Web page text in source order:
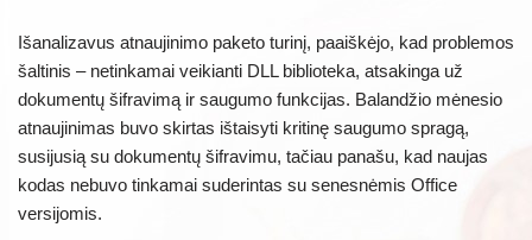
Išanalizavus atnaujinimo paketo turinį, paaiškėjo, kad problemos
šaltinis – netinkamai veikianti DLL biblioteka, atsakinga už
dokumentų šifravimą ir saugumo funkcijas. Balandžio mėnesio
atnaujinimas buvo skirtas ištaisyti kritinę saugumo spragą,
susijusią su dokumentų šifravimu, tačiau panašu, kad naujas
kodas nebuvo tinkamai suderintas su senesnėmis Office
versijomis.